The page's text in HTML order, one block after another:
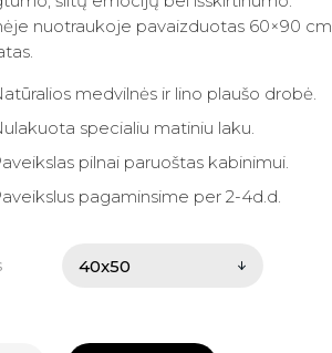
nuotraukoje pavaizduotas 60×90 cm
medvilnės ir lino plaušo drobė.
specialiu matiniu laku.
pilnai paruoštas kabinimui.
pagaminsime per 2-4d.d.